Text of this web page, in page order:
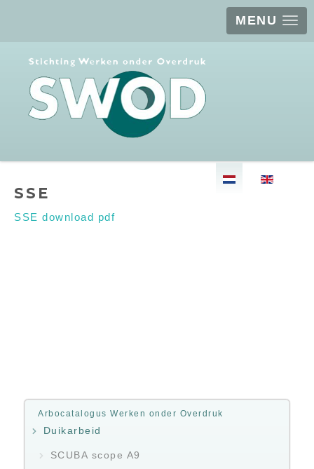
MENU
Arbocatalogus Werken onder Overdruk
Duikarbeid
SCUBA scope A9
SSE
SSE download pdf